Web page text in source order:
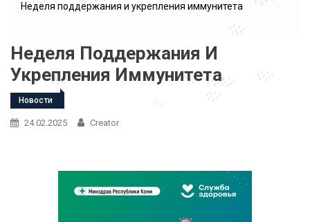
Неделя поддержания и укрепления иммунитета
Неделя Поддержания И
Укрепления Иммунитета
Новости
24.02.2025 Creator